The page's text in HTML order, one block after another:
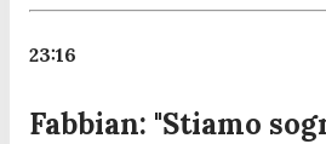
23:16
Fabbian: "Stiamo